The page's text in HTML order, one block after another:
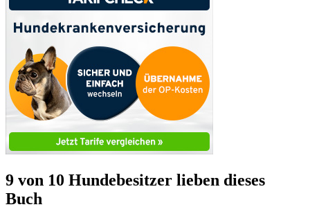
9 von 10 Hundebesitzer lieben dieses
Buch